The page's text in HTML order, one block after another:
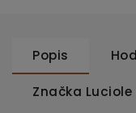
Popis
Značka